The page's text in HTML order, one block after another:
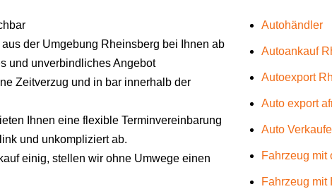
der Umgebung Rheinsberg bei Ihnen ab
und unverbindliches Angebot
Zeitverzug und in bar innerhalb der
Ihnen eine flexible Terminvereinbarung
und unkompliziert ab.
einig, stellen wir ohne Umwege einen
Autohändler
Autoankauf
Autoexport
Auto export
Auto
Fahrzeug mit
Fahrzeug mit